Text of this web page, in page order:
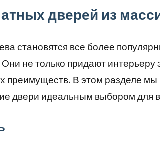
дверей из
становятся все более
не только придают интерьеру
преимуществ. В этом разделе
двери идеальным выбором для